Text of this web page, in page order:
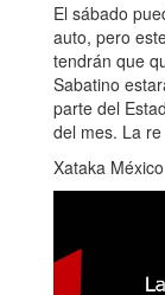
El sábado
auto, pero
tendrán que
Sabatino
parte del
del mes. La re
Xataka México